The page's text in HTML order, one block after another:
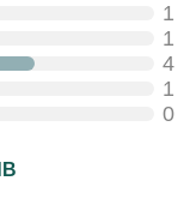
1
1
4
1
0